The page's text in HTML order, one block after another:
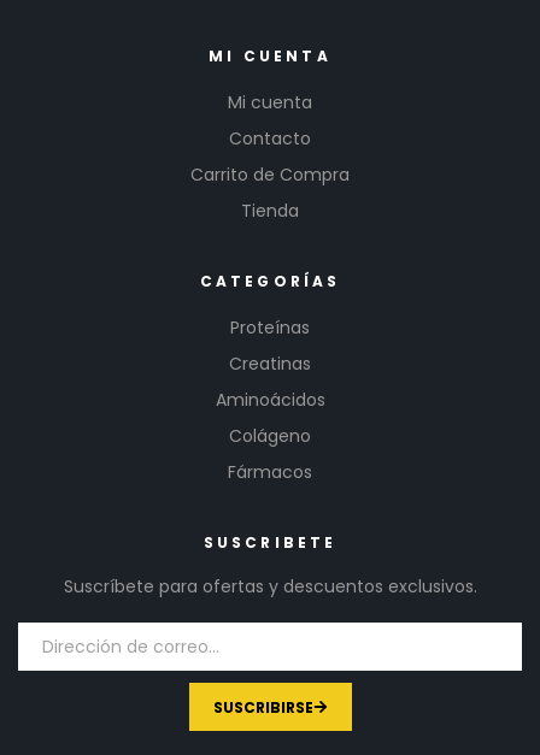
MI CUENTA
Mi cuenta
Contacto
Carrito de Compra
Tienda
CATEGORÍAS
Proteínas
Creatinas
Aminoácidos
Colágeno
Fármacos
SUSCRIBETE
Suscríbete para ofertas y descuentos exclusivos.
SUSCRIBIRSE